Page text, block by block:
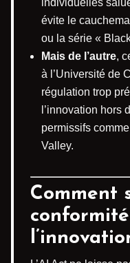
évite le
ou la série «
Mais de l’autre,
à l’Université de
régulation trop
l’innovation hors
permissifs
Valley.
Comment